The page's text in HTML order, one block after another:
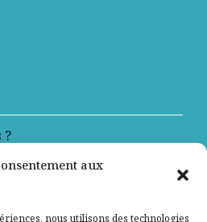
aux
nous utilisons des technologies
?